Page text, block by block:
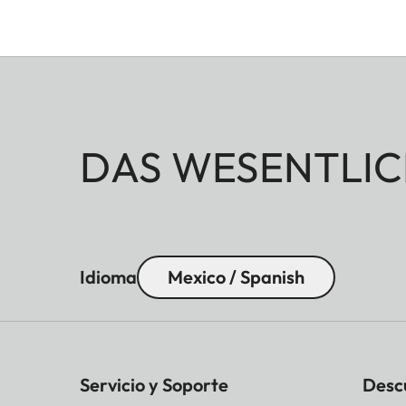
DAS
Idioma Mexico / Spanish
Servicio y Soporte